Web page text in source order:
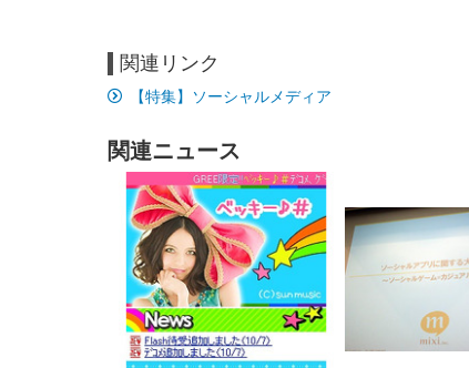
[EdoErgo] オフィスチェア 椅
子 テレワーク 疲れない 跳ね
上げ式アームレスト コンパク
ト 約105度ロッキング pc 事務
椅子 360度回転 座面昇降 強化
ナイロン樹脂ベース 通気性メ
ッシュ 在宅ワーク H-
WY01(黒網+黒枠+黒足)
￥5,699
SIHOO B100 オフィスチェア
／デスクチェア メッシュチェ
ア 人間工学 疲れない ブラッ
￥27,999
EIZO ビジネス向けプレミア
ムモニター | FlexScan
EV3240X-WT | 31.5型4K
UHD・USB Type-C・ホワイ
ト￥105,595
EIZO ビジネス向けプレミア
ムモニター | FlexScan
EV2740X-WT | 27.0型4K
UHD・USB Type-C・ホワイ
￥109,572
Amazonベーシック ペットシ
ーツ 薄型 レギュラー 1回使い
捨て 無香料 ホワイト 300枚
￥3,373
Amazonベーシック ペットシ
ーツ 厚型 ワイド 42枚x2袋(84
枚) ホワイト(吸収面:ライトブ
￥3,234
関連リンク
【特集】ソーシャルメディア
関連ニュース